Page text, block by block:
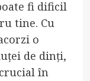
fi dificil
tine. Cu
o
de dinți,
în